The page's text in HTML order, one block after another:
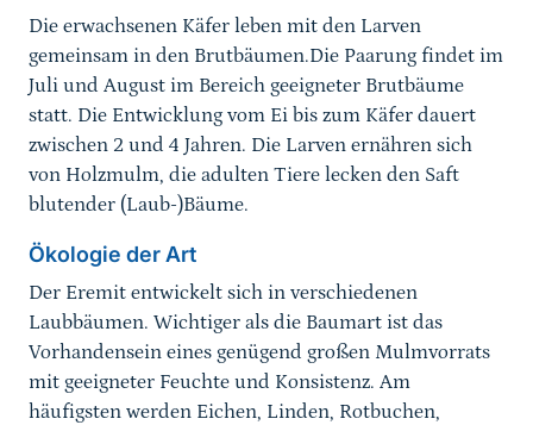
Die erwachsenen Käfer leben mit den Larven
gemeinsam in den Brutbäumen.Die Paarung findet im
Juli und August im Bereich geeigneter Brutbäume
statt. Die Entwicklung vom Ei bis zum Käfer dauert
zwischen 2 und 4 Jahren. Die Larven ernähren sich
von Holzmulm, die adulten Tiere lecken den Saft
blutender (Laub-)Bäume.
Ökologie der Art
Der Eremit entwickelt sich in verschiedenen
Laubbäumen. Wichtiger als die Baumart ist das
Vorhandensein eines genügend großen Mulmvorrats
mit geeigneter Feuchte und Konsistenz. Am
häufigsten werden Eichen, Linden, Rotbuchen,